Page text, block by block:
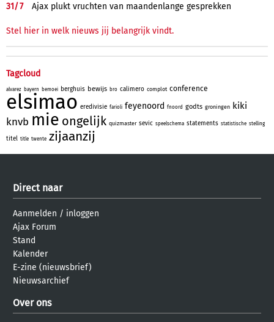
31/7 Ajax plukt vruchten van maandenlange gesprekken
Stel hier in welk nieuws jij belangrijk vindt.
Tagcloud
alvarez bayern bemoei berghuis bewijs bro calimero complot conference
elsimao eredivisie farioli feyenoord fnoord godts groningen kiki
knvb mie ongelijk quizmaster sevic speelschema statements statistische stelling
titel title twente zijaanzij
Direct naar
Aanmelden / inloggen
Ajax Forum
Stand
Kalender
E-zine (nieuwsbrief)
Nieuwsarchief
Over ons